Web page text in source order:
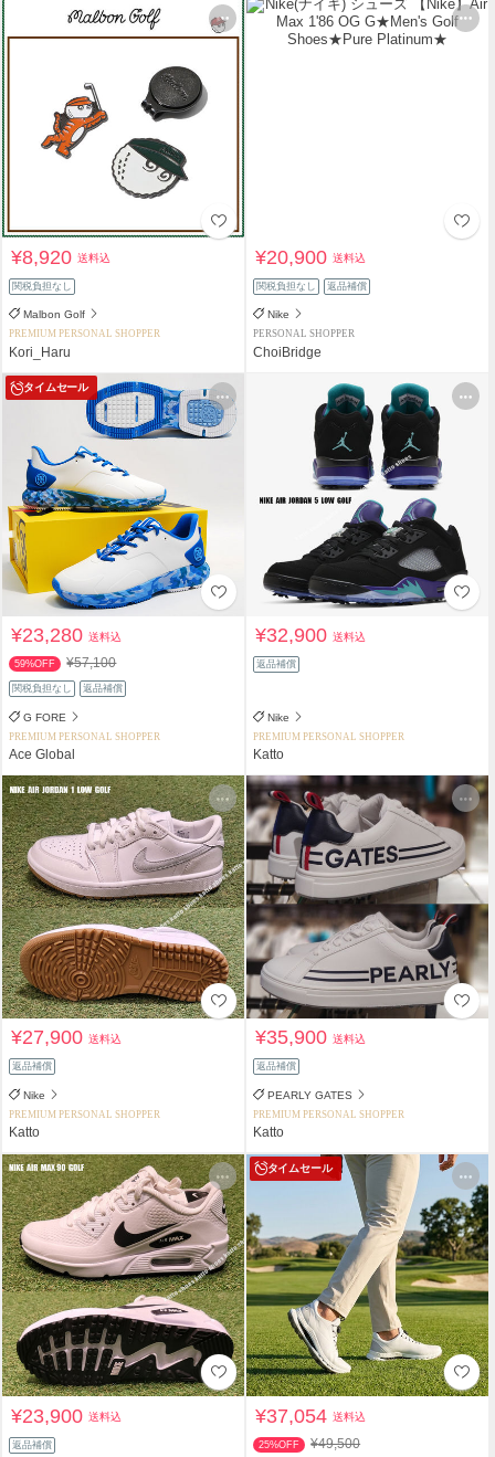
¥8,920送料込
関税負担なし
Malbon Golf
PREMIUM PERSONAL SHOPPER
Kori_Haru
¥20,900送料込
関税負担なし 返品補償
Nike
PERSONAL SHOPPER
ChoiBridge
タイムセール
¥23,280送料込
59%OFF ¥57,100
関税負担なし 返品補償
G FORE
PREMIUM PERSONAL SHOPPER
Ace Global
¥32,900送料込
返品補償
Nike
PREMIUM PERSONAL SHOPPER
Katto
¥27,900送料込
返品補償
Nike
PREMIUM PERSONAL SHOPPER
Katto
¥35,900送料込
返品補償
PEARLY GATES
PREMIUM PERSONAL SHOPPER
Katto
¥23,900送料込
返品補償
タイムセール
¥37,054送料込
25%OFF ¥49,500